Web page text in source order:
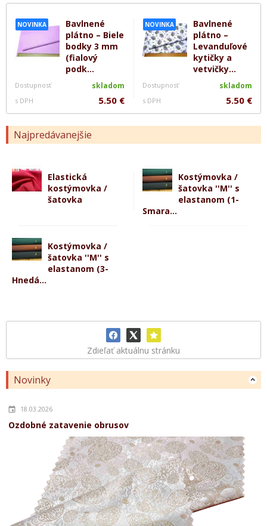
NOVINKA
Bavlnené
plátno – Biele
bodky 3 mm
(fialový
podk...
Dostupnosť skladom
s DPH 5.50 €
NOVINKA
Bavlnené
plátno –
Levanduľové
kytičky a
vetvičky...
Dostupnosť skladom
s DPH 5.50 €
Najpredávanejšie
Elastická
kostýmovka /
šatovka
Kostýmovka /
šatovka ''M'' s
elastanom (1-
Smara...
Kostýmovka /
šatovka ''M'' s
elastanom (3-
Hnedá...
Zdieľať aktuálnu stránku
Novinky
18.03.2026
Ozdobné zatavenie obrusov